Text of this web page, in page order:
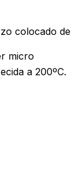
colocado de
micro
a 200ºC.